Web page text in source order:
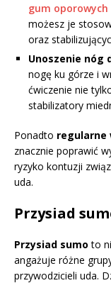
gum oporowych
możesz je
oraz
Unoszenie nóg
nogę ku górze i
ćwiczenie nie
stabilizatory
Ponadto regularne
znacznie poprawić
ryzyko kontuzji
uda.
Przysiad
Przysiad sumo to
angażuje różne
przywodzicieli uda.